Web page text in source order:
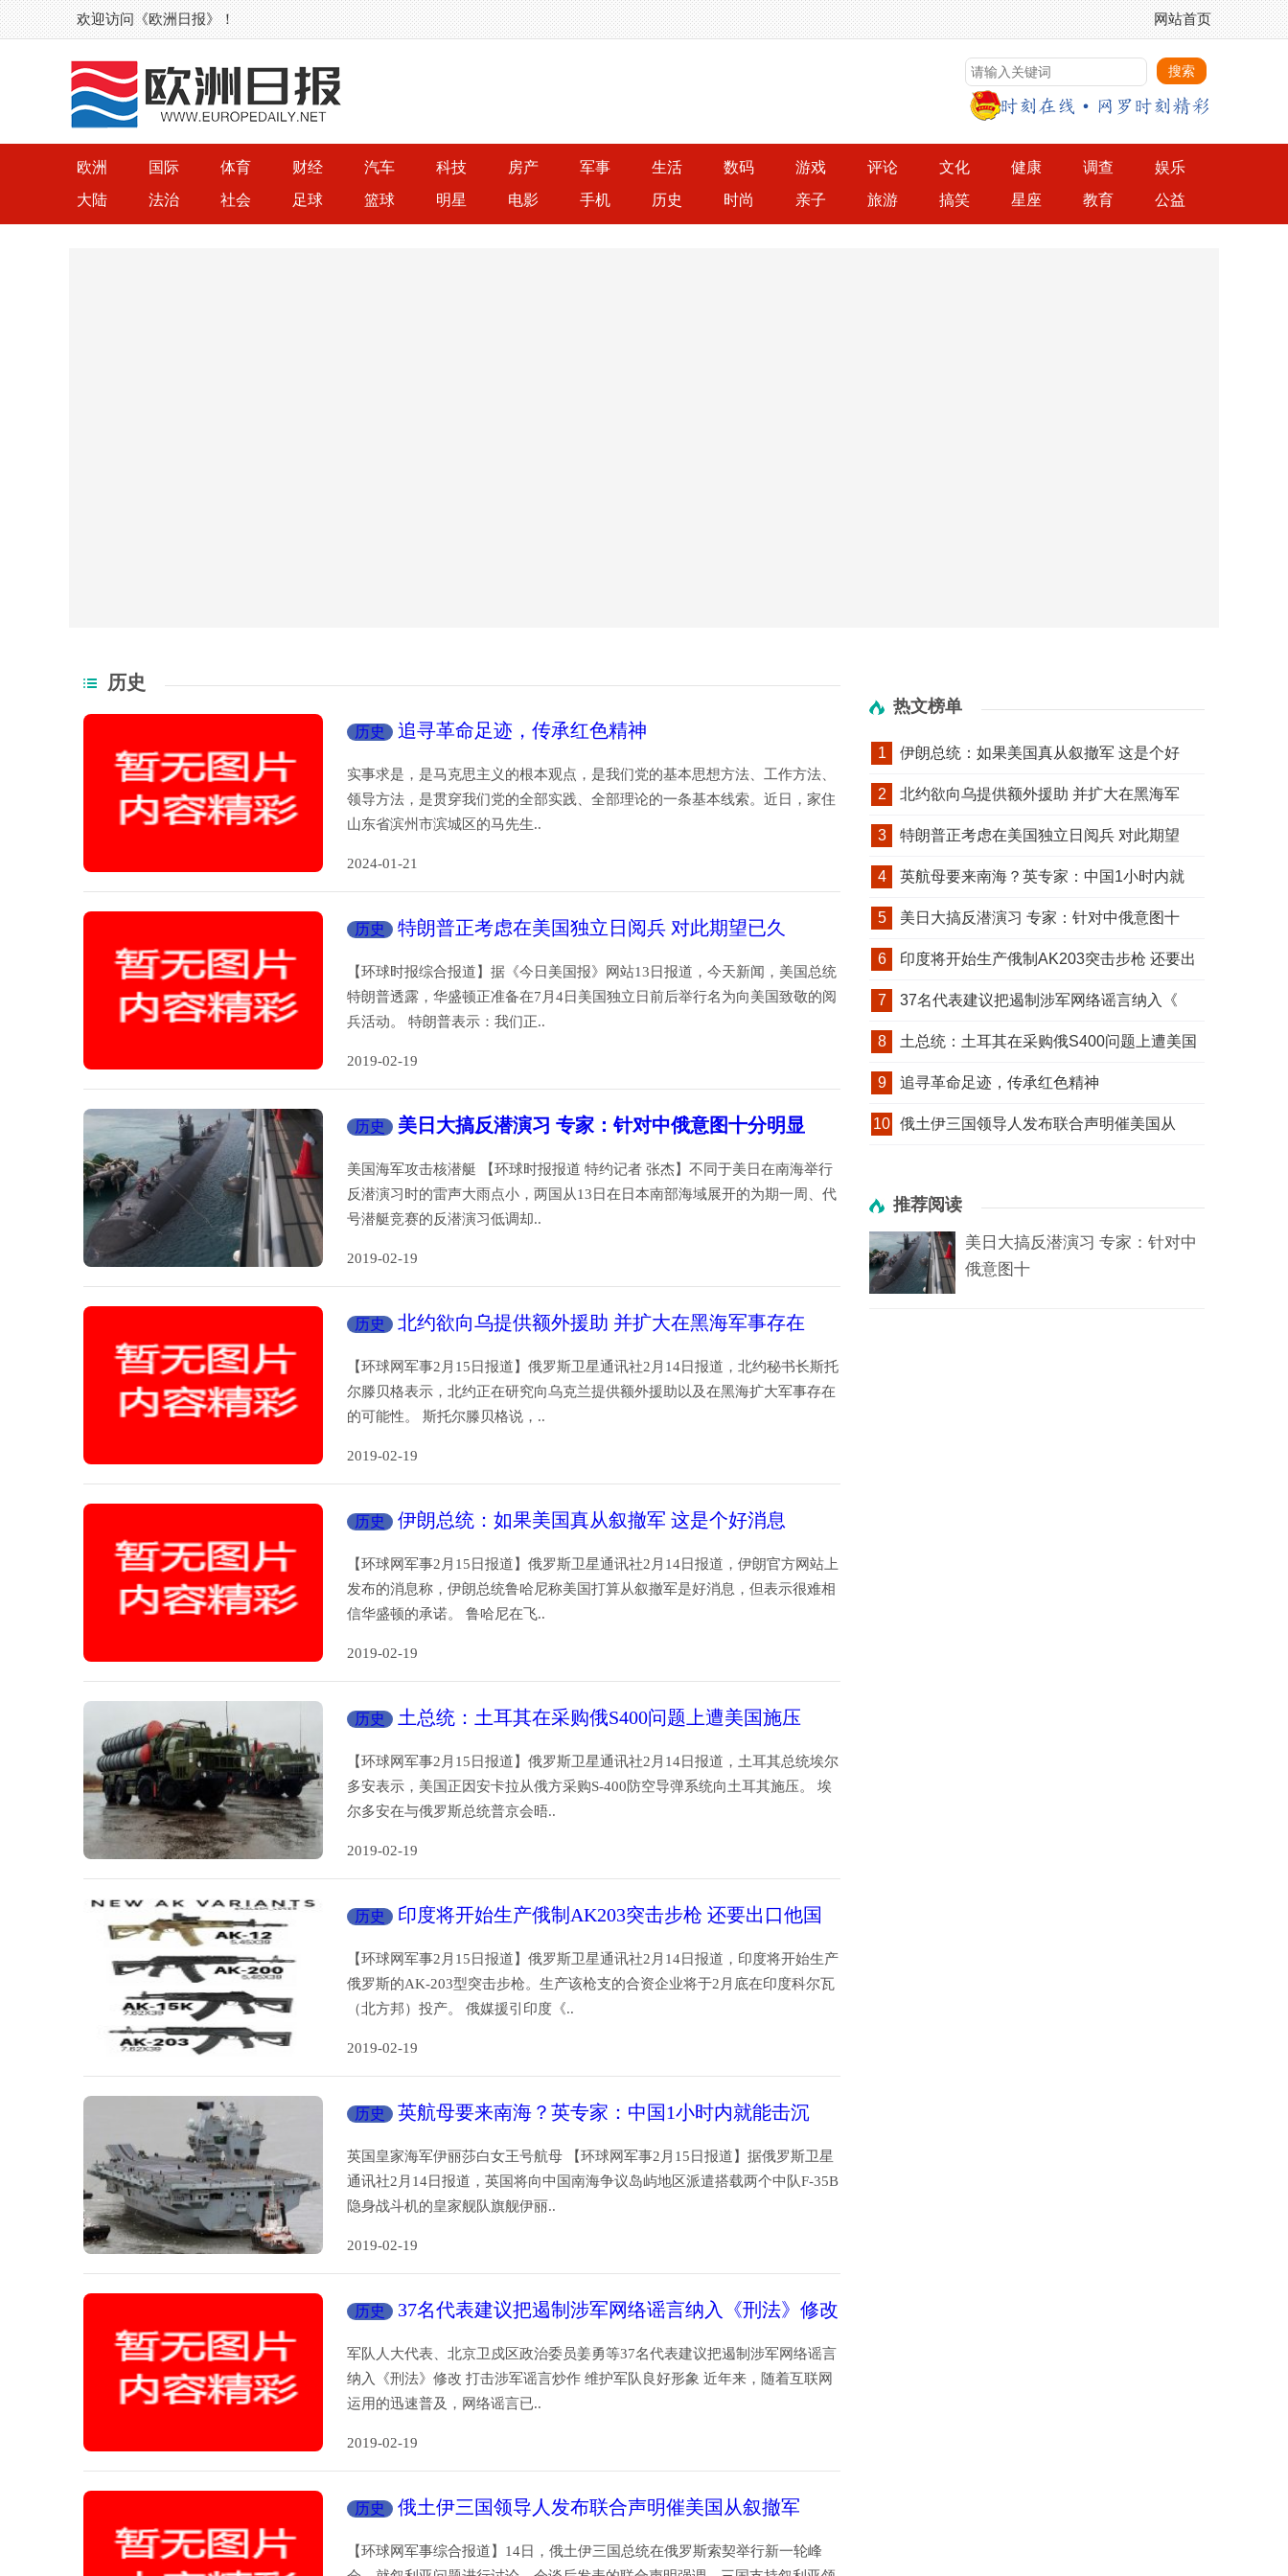
欢迎访问《欧洲日报》！ 网站首页
欧洲 国际 体育 财经 汽车 科技 房产 军事 生活 数码 游戏 评论 文化 健康 调查
娱乐
大陆
法治 社会 足球 篮球 明星 电影 手机 历史 时尚 亲子 旅游 搞笑 星座 教育 公益
历史
历史 追寻革命足迹，传承红色精神
实事求是，是马克思主义的根本观点，是我们党的基本思想方法、工作方法、
领导方法，是贯穿我们党的全部实践、全部理论的一条基本线索。近日，家住
山东省滨州市滨城区的马先生..
2024-01-21
历史 特朗普正考虑在美国独立日阅兵 对此期望已久
【环球时报综合报道】据《今日美国报》网站13日报道，今天新闻，美国总统
特朗普透露，华盛顿正准备在7月4日美国独立日前后举行名为向美国致敬的阅
兵活动。 特朗普表示：我们正..
2019-02-19
历史 美日大搞反潜演习 专家：针对中俄意图十分明显
美国海军攻击核潜艇 【环球时报报道 特约记者 张杰】不同于美日在南海举行
反潜演习时的雷声大雨点小，两国从13日在日本南部海域展开的为期一周、代
号潜艇竞赛的反潜演习低调却..
2019-02-19
历史 北约欲向乌提供额外援助 并扩大在黑海军事存在
【环球网军事2月15日报道】俄罗斯卫星通讯社2月14日报道，北约秘书长斯托
尔滕贝格表示，北约正在研究向乌克兰提供额外援助以及在黑海扩大军事存在
的可能性。 斯托尔滕贝格说，..
2019-02-19
历史 伊朗总统：如果美国真从叙撤军 这是个好消息
【环球网军事2月15日报道】俄罗斯卫星通讯社2月14日报道，伊朗官方网站上
发布的消息称，伊朗总统鲁哈尼称美国打算从叙撤军是好消息，但表示很难相
信华盛顿的承诺。 鲁哈尼在飞..
2019-02-19
历史 土总统：土耳其在采购俄S400问题上遭美国施压
【环球网军事2月15日报道】俄罗斯卫星通讯社2月14日报道，土耳其总统埃尔
多安表示，美国正因安卡拉从俄方采购S-400防空导弹系统向土耳其施压。 埃
尔多安在与俄罗斯总统普京会晤..
2019-02-19
历史 印度将开始生产俄制AK203突击步枪 还要出口他国
【环球网军事2月15日报道】俄罗斯卫星通讯社2月14日报道，印度将开始生产
俄罗斯的AK-203型突击步枪。生产该枪支的合资企业将于2月底在印度科尔瓦
（北方邦）投产。 俄媒援引印度《..
2019-02-19
历史 英航母要来南海？英专家：中国1小时内就能击沉
英国皇家海军伊丽莎白女王号航母 【环球网军事2月15日报道】据俄罗斯卫星
通讯社2月14日报道，英国将向中国南海争议岛屿地区派遣搭载两个中队F-35B
隐身战斗机的皇家舰队旗舰伊丽..
2019-02-19
历史 37名代表建议把遏制涉军网络谣言纳入《刑法》修改
军队人大代表、北京卫戍区政治委员姜勇等37名代表建议把遏制涉军网络谣言
纳入《刑法》修改 打击涉军谣言炒作 维护军队良好形象 近年来，随着互联网
运用的迅速普及，网络谣言已..
2019-02-19
历史 俄土伊三国领导人发布联合声明催美国从叙撤军
【环球网军事综合报道】14日，俄土伊三国总统在俄罗斯索契举行新一轮峰
热文榜单
1 伊朗总统：如果美国真从叙撤军 这是个好
2 北约欲向乌提供额外援助 并扩大在黑海军
3 特朗普正考虑在美国独立日阅兵 对此期望
4 英航母要来南海？英专家：中国1小时内就
5 美日大搞反潜演习 专家：针对中俄意图十
6 印度将开始生产俄制AK203突击步枪 还要出
7 37名代表建议把遏制涉军网络谣言纳入《
8 土总统：土耳其在采购俄S400问题上遭美国
9 追寻革命足迹，传承红色精神
10 俄土伊三国领导人发布联合声明催美国从
推荐阅读
美日大搞反潜演习 专家：针对中
俄意图十